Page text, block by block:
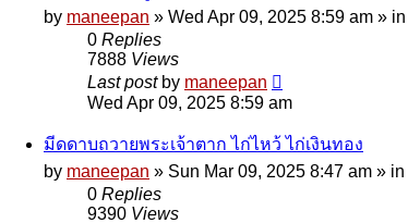
by maneepan » Wed Apr 09, 2025 8:59 am » in
0 Replies
7888 Views
Last post by maneepan
Wed Apr 09, 2025 8:59 am
มีดดาบถวายพระเจ้าตาก ไก่ไหว้ ไก่เงินทอง
by maneepan » Sun Mar 09, 2025 8:47 am » in
0 Replies
9390 Views